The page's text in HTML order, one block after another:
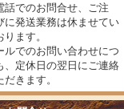
話でのお問合せ、ご注
に発送業務は休ませてい
ます。
ルでのお問い合わせにつ
、定休日の翌日にご連絡
きます。